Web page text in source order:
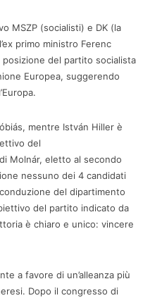
MSZP (socialisti) e DK (la
primo ministro Ferenc
del partito socialista
Europea, suggerendo
mentre István Hiller è
del
Molnár, eletto al secondo
nessuno dei 4 candidati
del dipartimento
del partito indicato da
è chiaro e unico: vincere
a favore di un’alleanza più
Dopo il congresso di